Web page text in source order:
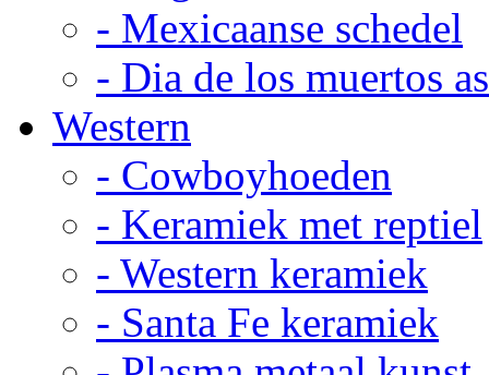
- Mexicaanse schedel
- Dia de los muertos
Western
- Cowboyhoeden
- Keramiek met reptiel
- Western keramiek
- Santa Fe keramiek